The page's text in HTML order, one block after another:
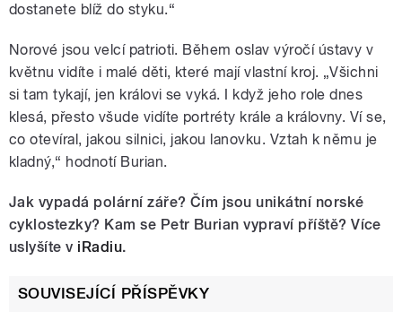
dostanete blíž do styku.“
Norové jsou velcí patrioti. Během oslav výročí ústavy v
květnu vidíte i malé děti, které mají vlastní kroj. „Všichni
si tam tykají, jen královi se vyká. I když jeho role dnes
klesá, přesto všude vidíte portréty krále a královny. Ví se,
co otevíral, jakou silnici, jakou lanovku. Vztah k němu je
kladný,“ hodnotí Burian.
Jak vypadá polární záře? Čím jsou unikátní norské
cyklostezky? Kam se Petr Burian vypraví příště? Více
uslyšíte v iRadiu.
SOUVISEJÍCÍ PŘÍSPĚVKY